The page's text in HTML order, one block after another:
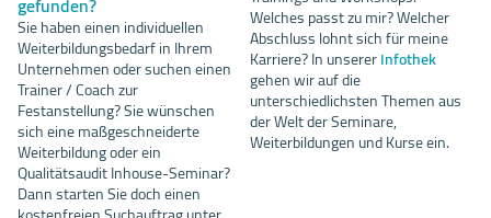
Sie haben einen individuellen
Weiterbildungsbedarf in Ihrem
Unternehmen oder suchen einen
Trainer / Coach zur
Festanstellung? Sie wünschen
sich eine maßgeschneiderte
Weiterbildung oder ein
Qualitätsaudit Inhouse-Seminar?
Dann starten Sie doch einen
Welches passt zu mir? Welcher
Abschluss lohnt sich für meine
Karriere? In unsererInfothek
gehen wir auf die
unterschiedlichsten Themen aus
der Welt der Seminare,
Weiterbildungen und Kurse ein.